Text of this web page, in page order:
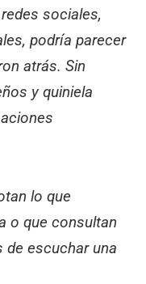
sociales,
podría parecer
atrás. Sin
y quiniela
lo que
o que consultan
escuchar una